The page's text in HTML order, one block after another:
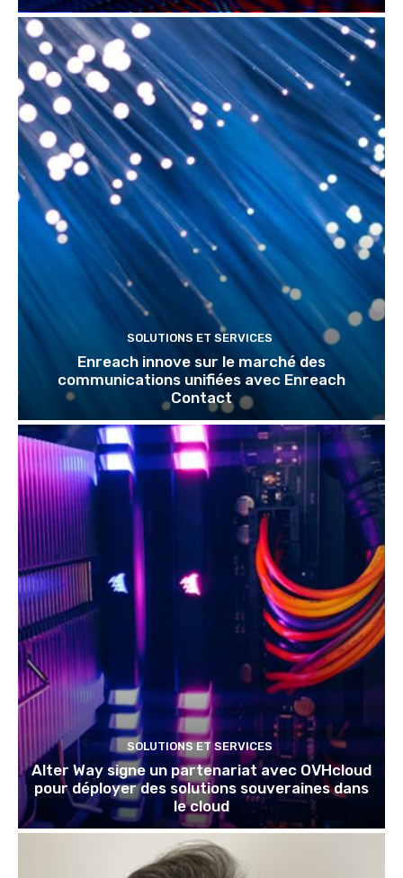
SOLUTIONS ET SERVICES
Enreach innove sur le marché des
communications unifiées avec Enreach
Contact
SOLUTIONS ET SERVICES
Alter Way signe un partenariat avec OVHcloud
pour déployer des solutions souveraines dans
le cloud